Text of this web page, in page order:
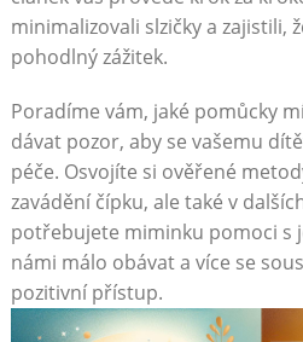
minimalizovali slzičky a zajistili,
pohodlný zážitek.
Poradíme vám, jaké pomůcky
dávat pozor, aby se vašemu
péče. Osvojíte si ověřené
zavádění čípku, ale také v
potřebujete miminku pomoci s
námi málo obávat a více se
pozitivní přístup.